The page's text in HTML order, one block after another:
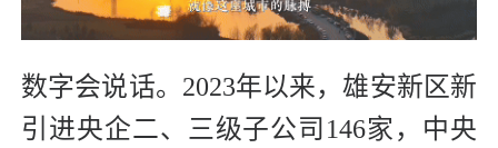
数字会说话。2023年以来，雄安新区新
引进央企二、三级子公司146家，中央